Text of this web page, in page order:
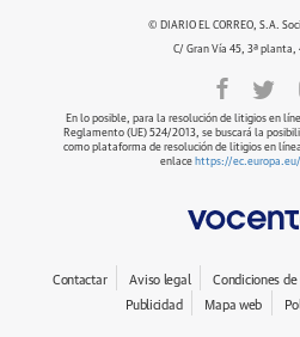
© DIARIO EL CORREO, S.A.
C/ Gran Vía 45, 3ª planta,
En lo posible, para la resolución de litigios en
Reglamento (UE) 524/2013, se buscará la
como plataforma de resolución de litigios en
enlace https://
Contactar Aviso legal Condiciones de
Publicidad
Mapa web